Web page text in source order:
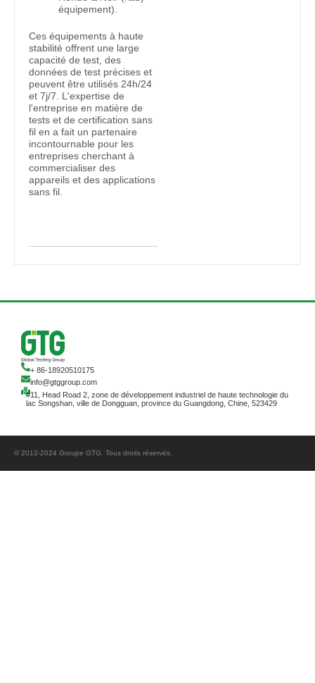
équipement).
Ces équipements à haute
stabilité offrent une large
capacité de test, des
données de test précises et
peuvent être utilisés 24h/24
et 7j/7. L'expertise de
l'entreprise en matière de
tests et de certification sans
fil en a fait un partenaire
incontournable pour les
entreprises cherchant à
commercialiser des
appareils et des applications
sans fil.
+ 86-18920510175
info@gtggroup.com
#11, Head Road 2, zone de développement industriel de haute technologie du
lac Songshan, ville de Dongguan, province du Guangdong, Chine, 523429
© 2012-2024 Groupe GTG. Tous droits réservés.